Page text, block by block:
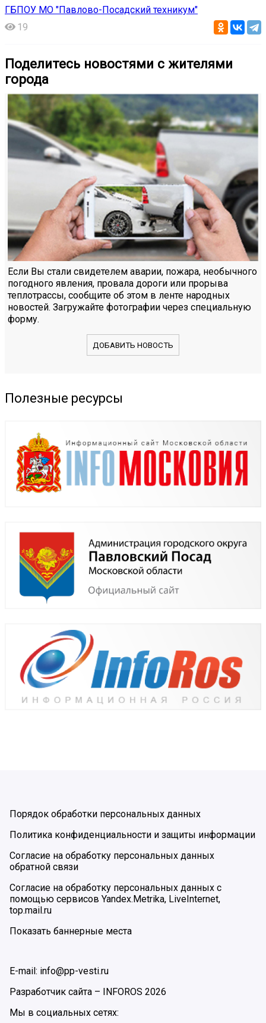
ГБПОУ МО "Павлово-Посадский техникум"
19
Поделитесь новостями с жителями
города
Если Вы стали свидетелем аварии, пожара, необычного
погодного явления, провала дороги или прорыва
теплотрассы, сообщите об этом в ленте народных
новостей. Загружайте фотографии через специальную
форму.
ДОБАВИТЬ НОВОСТЬ
Полезные ресурсы
Порядок обработки персональных данных
Политика конфиденциальности и защиты информации
Согласие на обработку персональных данных
обратной связи
Согласие на обработку персональных данных с
помощью сервисов Yandex.Metrika, LiveInternet,
top.mail.ru
Показать баннерные места
E-mail: info@pp-vesti.ru
Разработчик сайта –
INFOROS 2026
Мы в социальных сетях: